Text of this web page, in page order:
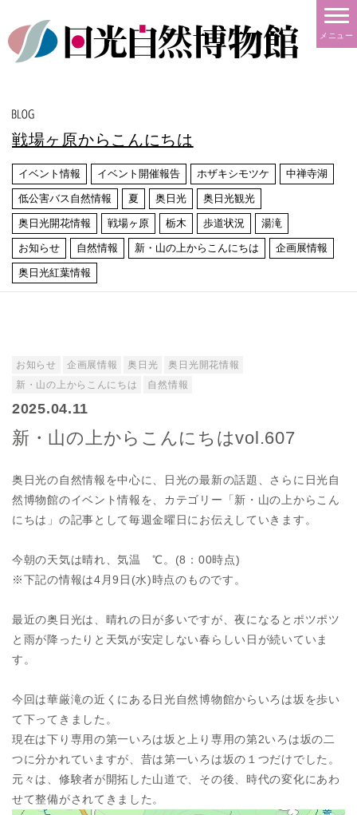
メニュー
戦場ヶ原からこんにちは
イベント情報 イベント開催報告 ホザキシモツケ 中禅寺湖
低公害バス自然情報 夏 奥日光 奥日光観光
奥日光開花情報 戦場ヶ原 栃木 歩道状況 湯滝
お知らせ 自然情報 新・山の上からこんにちは 企画展情報
奥日光紅葉情報
お知らせ 企画展情報 奥日光
奥日光開花情報
新・山の上からこんにちは
自然情報
2025.04.11
新・山の上からこんにちはvol.607
奥日光の自然情報を中心に、日光の最新の話題、さらに日光自
然博物館のイベント情報を、カテゴリー「新・山の上からこん
にちは」の記事として毎週金曜日にお伝えしていきます。
今朝の天気は晴れ、気温 ℃。(8：00時点)
※下記の情報は4月9日(水)時点のものです。
最近の奥日光は、晴れの日が多いですが、夜になるとポツポツ
と雨が降ったりと天気が安定しない春らしい日が続いていま
す。
今回は華厳滝の近くにある日光自然博物館からいろは坂を歩い
て下ってきました。
現在は下り専用の第一いろは坂と上り専用の第2いろは坂の二
つに分かれていますが、昔は第一いろは坂の１つだけでした。
元々は、修験者が開拓した山道で、その後、時代の変化にあわ
せて整備がされてきました。